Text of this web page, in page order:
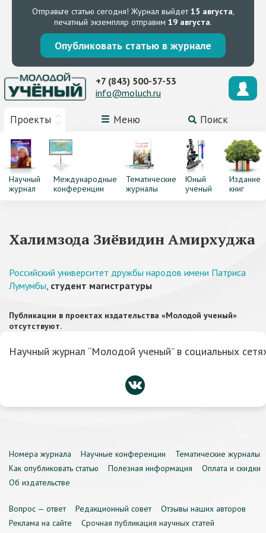
Отправьте статью сегодня! Журнал выйдет15 августа,
печатный экземпляр отправим 19 августа.
Опубликовать статью в журнале
Проекты Меню Поиск
+7 (843) 500-57-53
info@moluch.ru
Научный
журнал
Международные
конференции
Тематические
журналы
Юный
ученый
Издание
книг
Халимзода Зиёвидин Амирхуджа
Российский университет дружбы народов имени Патриса
Лумумбы, студент магистратуры
Публикации в проектах издательства «Молодой ученый»
отсутствуют.
Научный журнал “Молодой ученый” в социальных
Номера журнала Научные конференции
Тематические журналы
Как опубликовать статью
Полезная информация
Оплата и скидки
Об издательстве
Вопрос — ответ Редакционный совет
Отзывы наших авторов
Реклама на сайте
Срочная публикация научных статей